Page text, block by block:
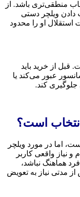
منطقی‌تری باشد. از
ویلچر دستی
او را محدود
قبل از خرید باید
عبور می‌کند یا
جلوگیری کند.
است؟
اما در مورد ویلچر
نیاز واقعی کاربر
هماهنگ نباشد،
مدتی نیاز به تعویض